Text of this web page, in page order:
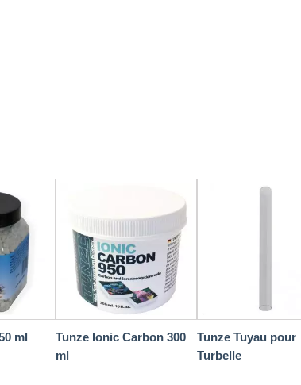
ml
Tunze Ionic Carbon 300
ml
Tunze Tuyau pour
Turbelle